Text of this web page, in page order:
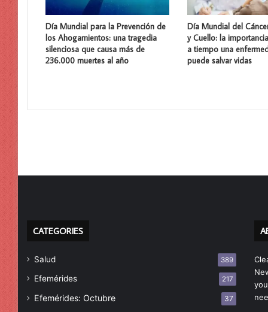
Día Mundial para la Prevención de
los Ahogamientos: una tragedia
silenciosa que causa más de
236.000 muertes al año
Día Mundial del
y Cuello: la
a tiempo una
puede salvar vidas
CATEGORIES
Salud 389
Efemérides 217
Efemérides: Octubre 37